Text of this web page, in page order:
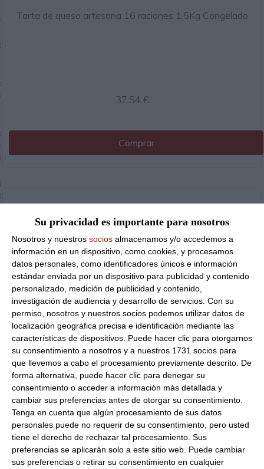
Su privacidad es importante para nosotros
Nosotros y nuestros socios almacenamos y/o accedemos a
información en un dispositivo, como cookies, y procesamos
datos personales, como identificadores únicos e información
estándar enviada por un dispositivo para publicidad y contenido
personalizado, medición de publicidad y contenido,
investigación de audiencia y desarrollo de servicios. Con su
permiso, nosotros y nuestros socios podemos utilizar datos de
localización geográfica precisa e identificación mediante las
características de dispositivos. Puede hacer clic para otorgarnos
su consentimiento a nosotros y a nuestros 1731 socios para
que llevemos a cabo el procesamiento previamente descrito. De
forma alternativa, puede hacer clic para denegar su
consentimiento o acceder a información más detallada y
cambiar sus preferencias antes de otorgar su consentimiento.
Tenga en cuenta que algún procesamiento de sus datos
personales puede no requerir de su consentimiento, pero usted
tiene el derecho de rechazar tal procesamiento. Sus
preferencias se aplicarán solo a este sitio web. Puede cambiar
sus preferencias o retirar su consentimiento en cualquier
Tarta de queso artesana 16 raciones 1.5Kg Congelado
37.54 €
Comprar
Masa crepe neutra 72 unidades Congelado
67.42 €
Comprar
3.72 €